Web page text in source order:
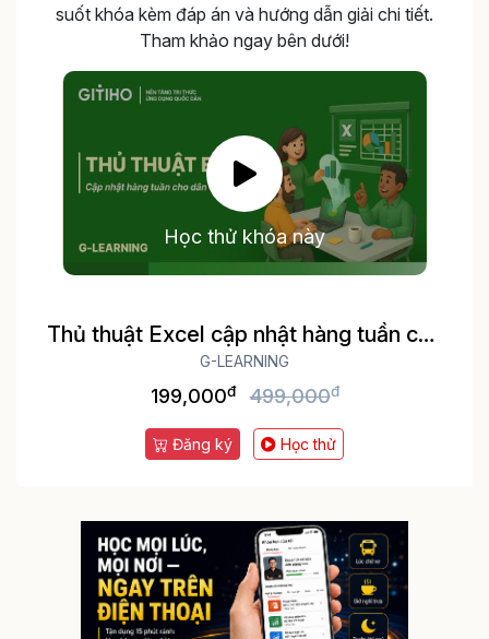
suốt khóa kèm đáp án và hướng dẫn giải chi tiết.
Tham khảo ngay bên dưới!
Học thử khóa này
Thủ thuật Excel cập nhật hàng tuần cho
dân văn phòng
G-LEARNING
199,000đ 499,000đ
Đăng ký Học thử